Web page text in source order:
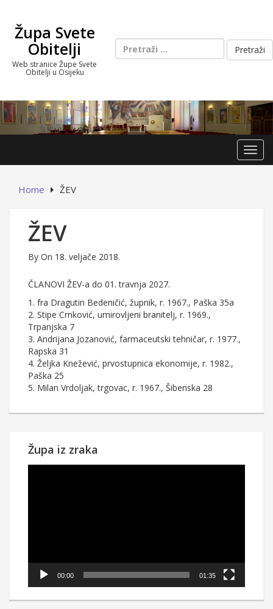
contentŽupa Svete
Obitelji
Web stranice Župe Svete
Obitelji u Osijeku
Pretraži:
Home ŽEV
ŽEV
By On 18. veljače 2018.
ČLANOVI ŽEV-a do 01. travnja 2027.
1. fra Dragutin Bedeničić, župnik, r. 1967., Paška 35a
2. Stipe Crnković, umirovljeni branitelj, r. 1969.,
Trpanjska 7
3. Andrijana Jozanović, farmaceutski tehničar, r. 1977.,
Rapska 31
4. Željka Knežević, prvostupnica ekonomije, r. 1982.,
Paška 25
5. Milan Vrdoljak, trgovac, r. 1967., Šibenska 28
Župa iz zraka
00:00 01:35